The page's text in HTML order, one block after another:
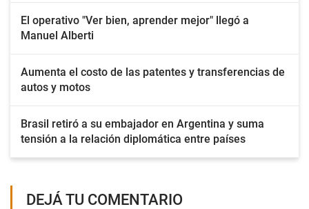
El operativo "Ver bien, aprender mejor" llegó a
Manuel Alberti
Aumenta el costo de las patentes y transferencias de
autos y motos
Brasil retiró a su embajador en Argentina y suma
tensión a la relación diplomática entre países
DEJÁ TU COMENTARIO